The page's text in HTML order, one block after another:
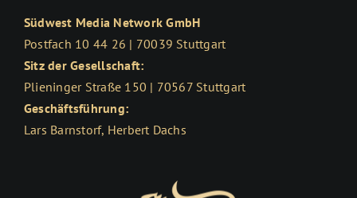
Südwest Media Network GmbH
Postfach 10 44 26 | 70039 Stuttgart
Sitz der Gesellschaft:
Plieninger Straße 150 | 70567 Stuttgart
Geschäftsführung:
Lars Barnstorf, Herbert Dachs